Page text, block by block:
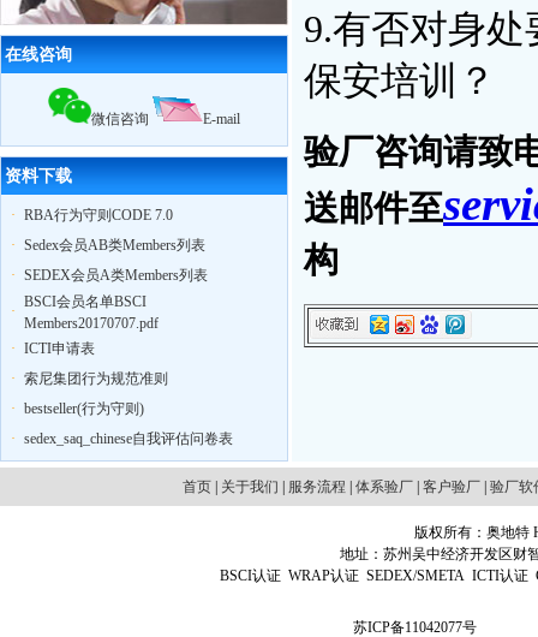
2011年3月，帮助83家工厂通过
（其中ICTI认证5家）
2011年4月，帮助75家工厂通过
（其中EICC认证3家,ICTI认证2家）
2011年5月，帮助79家工厂通过
（其中,ICTI认证2家, SA8000认证2家）
在线咨询
微信咨询 E-mail
资料下载
· RBA行为守则CODE 7.0
· Sedex会员AB类Members列表
· SEDEX会员A类Members列表
·
BSCI会员名单BSCI
Members20170707.pdf
· ICTI申请表
· 索尼集团行为规范准则
· bestseller(行为守则)
· sedex_saq_chinese自我评估问卷表
9.有否对身
保安培训？
验厂咨询请致
送邮件至
构
首页| 关于我们 服务流程 体系验厂| 客户验厂| 验厂软
版权所有：奥地特
地址：苏州吴中经济开发区财
BSCI认证 WRAP认证 SEDEX/SMETA ICTI认证
苏ICP备11042077号